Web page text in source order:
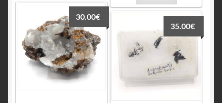
30.00€
35.00€